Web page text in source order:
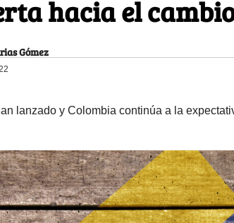
hacia el
Gómez
lanzado y Colombia continúa a la